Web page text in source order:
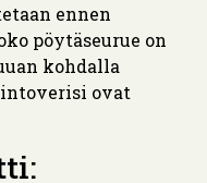
ennen
pöytäseurue on
kohdalla
ovat